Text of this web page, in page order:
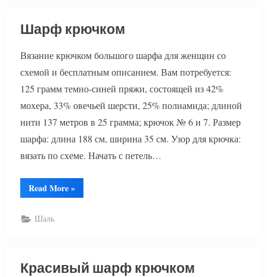
Шарф крючком
Вязание крючком большого шарфа для женщин со
схемой и бесплатным описанием. Вам потребуется:
125 грамм темно-синей пряжи, состоящей из 42%
мохера, 33% овечьей шерсти, 25% полиамида; длиной
нити 137 метров в 25 грамма; крючок № 6 и 7. Размер
шарфа: длина 188 см, ширина 35 см. Узор для крючка:
вязать по схеме. Начать с петель…
Read More“Шарф
крючком”
»
Шаль
Красивый шарф крючком